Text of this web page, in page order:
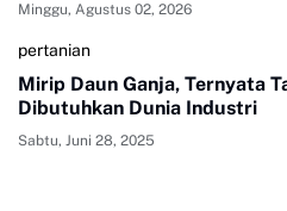
Minggu, Agustus 02, 2026
pertanian
Mirip Daun Ganja, Ternyata
Dibutuhkan Dunia Industri
Sabtu, Juni 28, 2025